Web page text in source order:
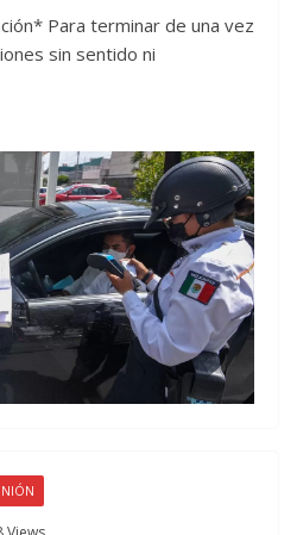
Para terminar de una vez
sin sentido ni